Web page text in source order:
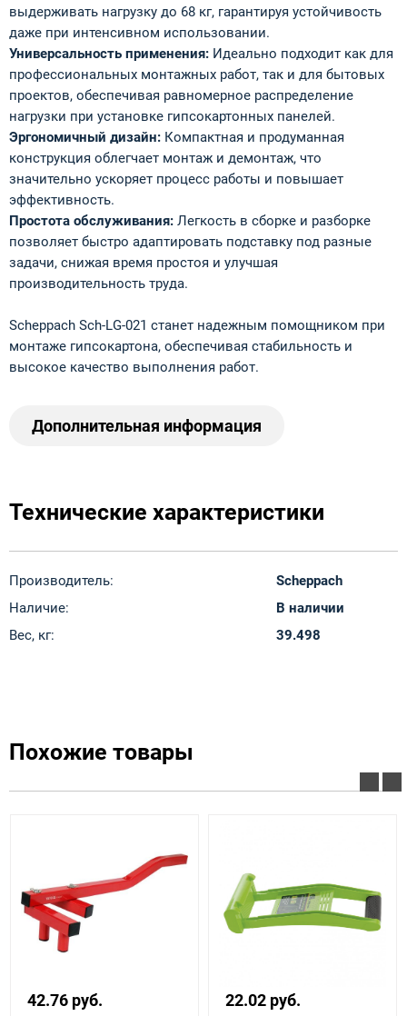
выдерживать нагрузку до 68 кг, гарантируя устойчивость
даже при интенсивном использовании.
Универсальность применения: Идеально подходит как для
профессиональных монтажных работ, так и для бытовых
проектов, обеспечивая равномерное распределение
нагрузки при установке гипсокартонных панелей.
Эргономичный дизайн: Компактная и продуманная
конструкция облегчает монтаж и демонтаж, что
значительно ускоряет процесс работы и повышает
эффективность.
Простота обслуживания: Легкость в сборке и разборке
позволяет быстро адаптировать подставку под разные
задачи, снижая время простоя и улучшая
производительность труда.
Scheppach Sch‑LG‑021 станет надежным помощником при
монтаже гипсокартона, обеспечивая стабильность и
высокое качество выполнения работ.
Дополнительная информация
Технические характеристики
Производитель:
Scheppach
Наличие:
В наличии
Вес, кг:
39.498
Похожие товары
42.76 руб. 22.02 руб.